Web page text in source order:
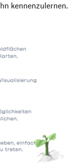
kennenzulernen.